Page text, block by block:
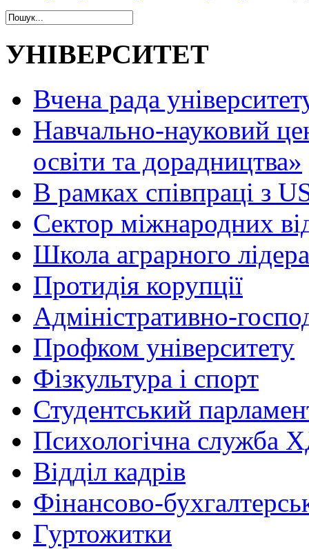
УНІВЕРСИТЕТ
Вчена рада
Навчально-науковий
освіти та дорадництва»
В рамках співпраці з
Сектор міжнародних
Школа аграрного лідера
Протидія корупції
Адміністративно-
Профком університету
Фізкультура і спорт
Студентський
Психологічна служба
Відділ кадрів
Фінансово-
Гуртожитки